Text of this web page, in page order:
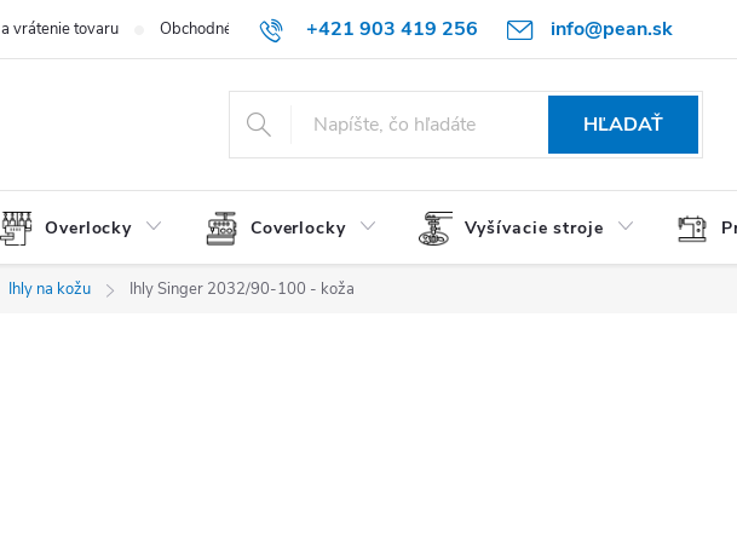
+421 903 419 256 info@pean.sk
vrátenie tovaru Obchodné podmienky Podmienky ochrany osobných údajov O nás
HĽADAŤ
Overlocky Coverlocky Vyšívacie stroje
Ihly na kožu Ihly Singer 2032/90-100 - koža